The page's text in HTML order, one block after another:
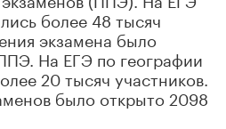
более 48 тысяч
экзамена было
На ЕГЭ по географии
20 тысяч участников.
было открыто 2098